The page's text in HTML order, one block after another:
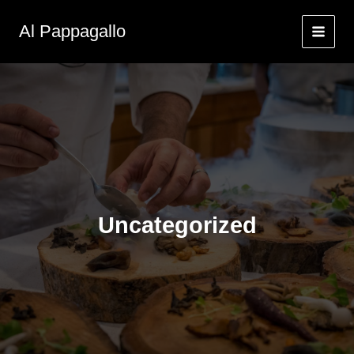
InhaltAl Pappagallo
Uncategorized